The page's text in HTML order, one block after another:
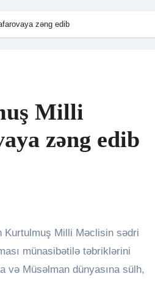
zəng edib
Milli
zəng edib
münasibətilə təbriklərini
və Müsəlman dünyasına sülh,